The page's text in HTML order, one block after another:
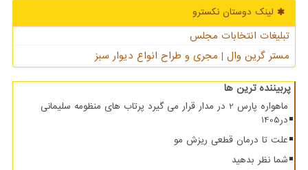
لینک دوستان نكسترو
تبلیغات انتخابات مجلس
مستر گرین وال | مجری و طراح انواع دیوار سبز
پربیننده ترین ها
ماهواره پارس 2 در مدار قرار می گیرد پرتاب های منظومه سلیمانی
در1405
علت تا درمان قطعی ریزش مو
شما نظر بدهید